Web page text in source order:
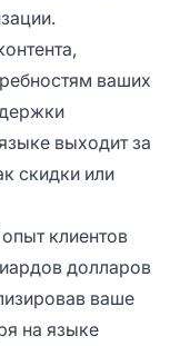
ваших
выходит за
скидки или
клиентов
долларов
ваше
на языке